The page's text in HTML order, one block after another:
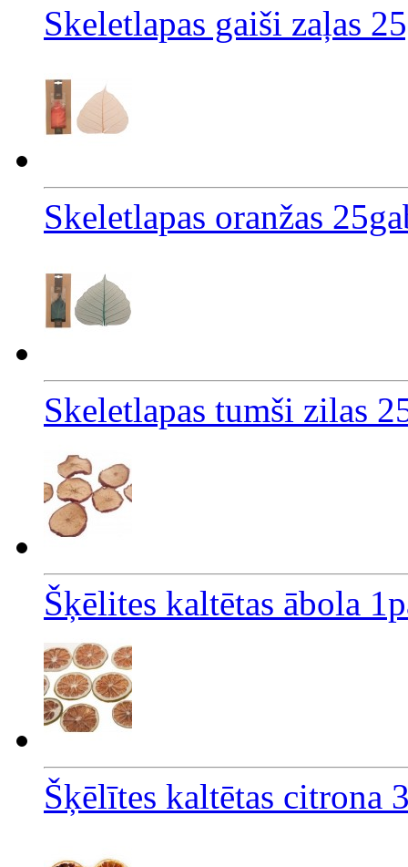
Skeletlapas gaiši zaļas
Skeletlapas oranžas
Skeletlapas tumši zilas
Šķēlites kaltētas ābola
Šķēlītes kaltētas citrona